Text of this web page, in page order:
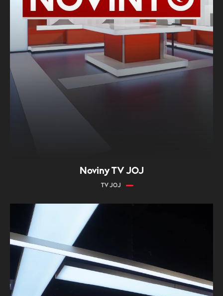
Noviny TV JOJ
TV JOJ